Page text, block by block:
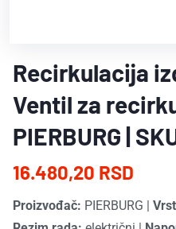
Recirkulacija
Ventil za
PIERBURG |
16.480,20 RSD
Proizvođač: PIERBURG